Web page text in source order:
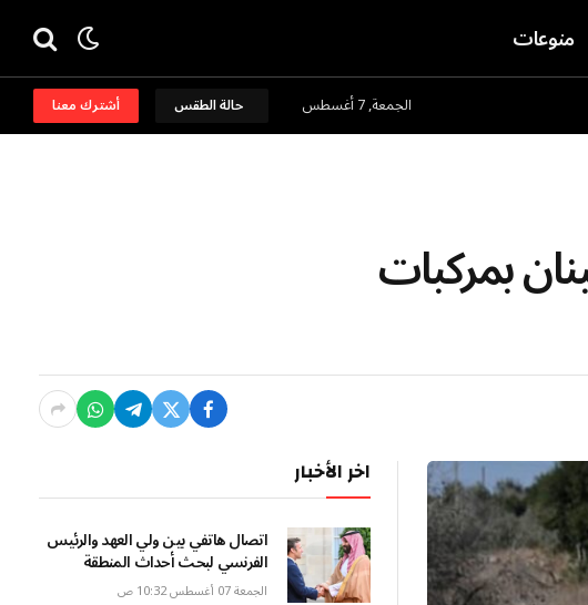
منوعات
الجمعة, 7 أغسطس حالة الطقس أشترك معنا
بمركبات
اخر الأخبار
اتصال هاتفي بين ولي العهد والرئيس
الفرنسي لبحث أحداث المنطقة
الجمعة 07 أغسطس 10:32 ص